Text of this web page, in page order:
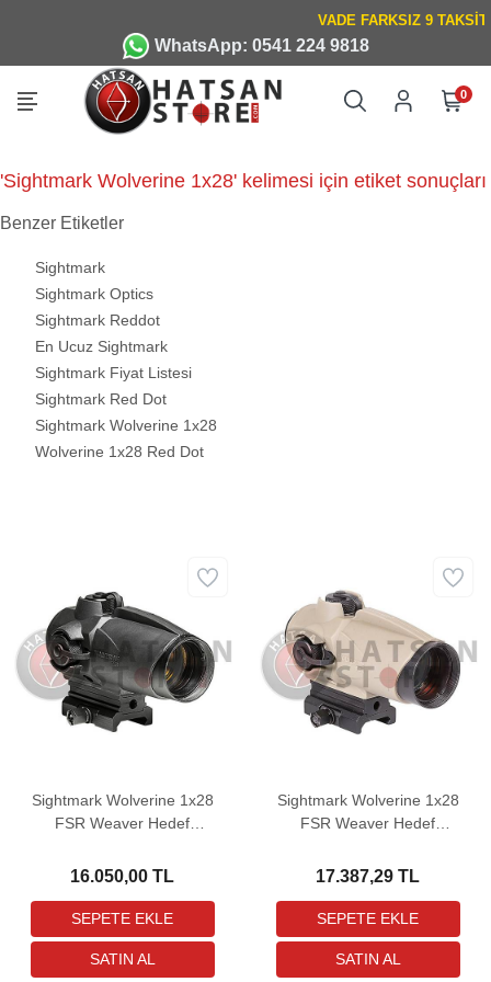
WhatsApp: 0541 224 9818
0
'Sightmark Wolverine 1x28' kelimesi için etiket sonuçları
Benzer Etiketler
Sightmark
Sightmark Optics
Sightmark Reddot
En Ucuz Sightmark
Sightmark Fiyat Listesi
Sightmark Red Dot
Sightmark Wolverine 1x28
Wolverine 1x28 Red Dot
Sightmark Wolverine 1x28
FSR Weaver Hedef
16.050,00 TL
Sightmark Wolverine 1x28
FSR Weaver Hedef
(FDE)
17.387,29 TL